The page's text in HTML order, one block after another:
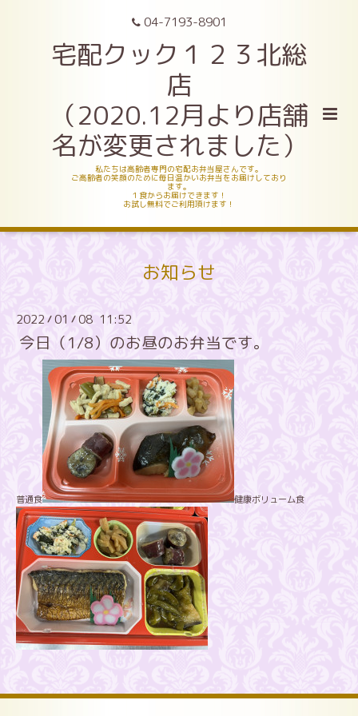
04-7193-8901
宅配クック１２３北総
店
（2020.12月より店舗
名が変更されました）
私たちは高齢者専門の宅配お弁当屋さんです。
ご高齢者の笑顔のために毎日温かいお弁当をお届けしており
ます。
１食からお届けできます！
お試し無料でご利用頂けます！
お知らせ
2022 /01 /08 11:52
今日（1/8）のお昼のお弁当です。
普通食 健康ボリューム食